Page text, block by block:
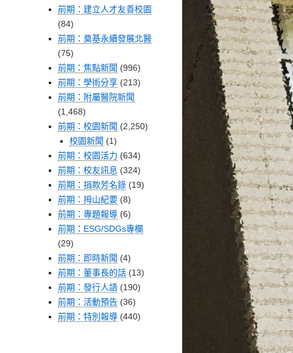
前期：建立人才友善校園
(84)
前期：奠基永續發展北醫
(75)
前期：焦點新聞 (996)
前期：學術分享 (213)
前期：附屬醫院新聞
(1,468)
前期：校園新聞 (2,250)
校園新聞 (1)
前期：校園活力 (634)
前期：校友訊息 (324)
前期：捐款芳名錄 (19)
前期：拇山紀要 (8)
前期：專題報導 (6)
前期：ESG/SDGs專欄
(29)
前期：即時新聞 (4)
前期：董事長的話 (13)
前期：發行人語 (190)
前期：活動預告 (36)
前期：特別報導 (440)